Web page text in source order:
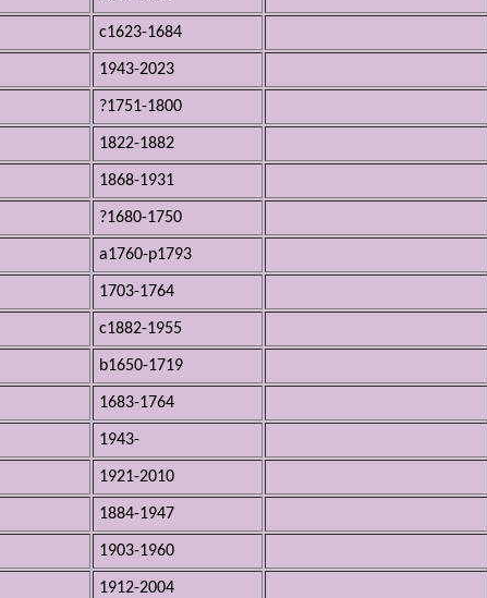
c1623-1684
1943-2023
?1751-1800
1822-1882
1868-1931
?1680-1750
a1760-p1793
1703-1764
c1882-1955
b1650-1719
1683-1764
1943-
1921-2010
1884-1947
1903-1960
1912-2004